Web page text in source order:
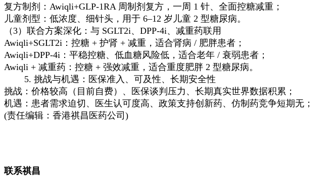
复方制剂：Awiqli+GLP-1RA 周制剂复方，一周 1 针、全面控糖减重；
儿童剂型：低浓度、细针头，用于 6–12 岁儿童 2 型糖尿病。
（3）联合方案深化：与 SGLT2i、DPP-4i、减重药联用
Awiqli+SGLT2i：控糖 + 护肾 + 减重，适合肾病 / 肥胖患者；
Awiqli+DPP-4i：平稳控糖、低血糖风险低，适合老年 / 衰弱患者；
Awiqli + 减重药：控糖 + 强效减重，适合重度肥胖 2 型糖尿病。
5. 挑战与机遇：医保准入、可及性、长期安全性
挑战：价格较高（目前自费）、医保谈判压力、长期真实世界数据积累；
机遇：患者需求迫切、医生认可度高、政策支持创新药、仿制药竞争短期无；
(责任编辑：香港祺昌医药公司)
联系祺昌